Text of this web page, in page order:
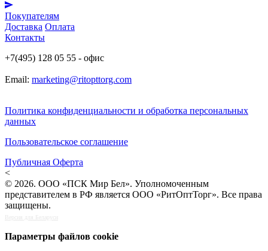
Покупателям
Доставка Оплата
Контакты
+7(495) 128 05 55 - офис
Email: marketing@ritopttorg.com
Политика конфиденциальности и обработка персональных
данных
Пользовательское соглашение
Публичная Оферта
<
© 2026. ООО «ПСК Мир Бел». Уполномоченным
представителем в РФ является ООО «РитОптТорг». Все права
защищены.
Версия для Беларуси
Параметры файлов cookie